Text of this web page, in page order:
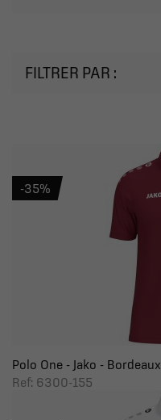
FILTRER PAR :
Polo One - Jako - Bordeaux
Ref: 6300-155
-35%